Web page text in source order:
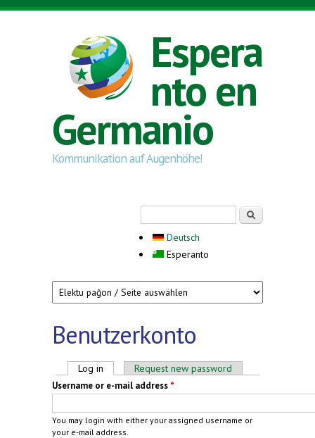
Skip to main content
Espera
nto en
Germanio
Kommunikation auf Augenhöhe!
Deutsch
Esperanto
Benutzerkonto
Primary tabs
Log in (active tab)Request new password
Username or e-mail address *
You may login with either your assigned username or
your e-mail address.